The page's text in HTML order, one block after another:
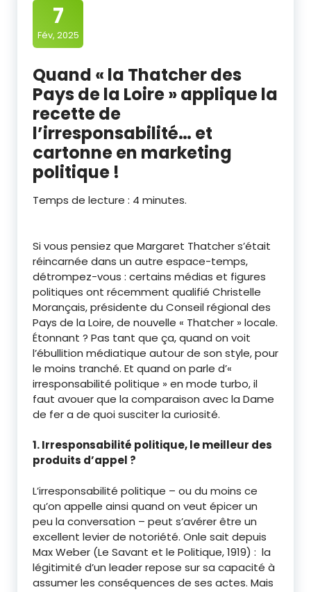
7
Fév, 2025
Quand « la Thatcher des
Pays de la Loire » applique la
recette de
l’irresponsabilité… et
cartonne en marketing
politique !
Temps de lecture : 4 minutes.
Si vous pensiez que Margaret Thatcher s’était
réincarnée dans un autre espace-temps,
détrompez-vous : certains médias et figures
politiques ont récemment qualifié Christelle
Morançais, présidente du Conseil régional des
Pays de la Loire, de nouvelle « Thatcher » locale.
Étonnant ? Pas tant que ça, quand on voit
l’ébullition médiatique autour de son style, pour
le moins tranché. Et quand on parle d’«
irresponsabilité politique » en mode turbo, il
faut avouer que la comparaison avec la Dame
de fer a de quoi susciter la curiosité.
1. Irresponsabilité politique, le meilleur des
produits d’appel ?
L’irresponsabilité politique – ou du moins ce
qu’on appelle ainsi quand on veut épicer un
peu la conversation – peut s’avérer être un
excellent levier de notoriété. Onle sait depuis
Max Weber (Le Savant et le Politique, 1919) : la
légitimité d’un leader repose sur sa capacité à
assumer les conséquences de ses actes. Mais